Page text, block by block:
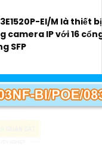
EI/M là thiết
IP với 16
SFP